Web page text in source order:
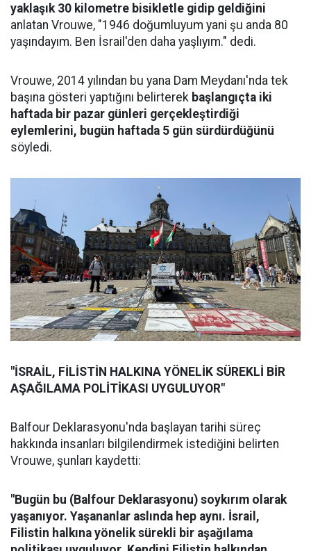
yaklaşık 30 kilometre bisikletle gidip geldiğini
anlatan Vrouwe, "1946 doğumluyum yani şu anda 80
yaşındayım. Ben İsrail'den daha yaşlıyım." dedi.
Vrouwe, 2014 yılından bu yana Dam Meydanı'nda tek
başına gösteri yaptığını belirterek başlangıçta iki
haftada bir pazar günleri gerçekleştirdiği
eylemlerini, bugün haftada 5 gün sürdürdüğünü
söyledi.
"İSRAİL, FİLİSTİN HALKINA YÖNELİK SÜREKLİ BİR
AŞAĞILAMA POLİTİKASI UYGULUYOR"
Balfour Deklarasyonu'nda başlayan tarihi süreç
hakkında insanları bilgilendirmek istediğini belirten
Vrouwe, şunları kaydetti:
"Bugün bu (Balfour Deklarasyonu) soykırım olarak
yaşanıyor. Yaşananlar aslında hep aynı. İsrail,
Filistin halkına yönelik sürekli bir aşağılama